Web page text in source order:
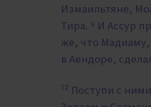
Измаильтяне,
Тира. ⁹ И Ассур
же, что Мадиаму,
в Аендоре,
¹² Поступи с